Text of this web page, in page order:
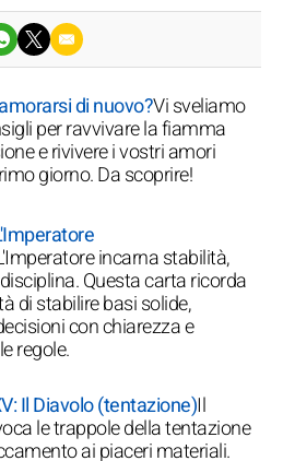
di nuovo?Vi sveliamo
per ravvivare la fiamma
e rivivere i vostri amori
giorno. Da scoprire!
incarna stabilità,
Questa carta ricorda
di stabilire basi solide,
con chiarezza e
regole.
Il Diavolo (tentazione)Il
le trappole della tentazione
ai piaceri materiali.